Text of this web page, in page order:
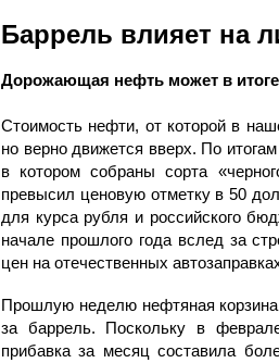
Баррель влияет на
Дорожающая нефть может в
Стоимость нефти, от которой в
но верно движется вверх. По
в котором собраны сорта
превысил ценовую отметку в 50
для курса рубля и российского
начале прошлого года вслед за
цен на отечественных
Прошлую неделю нефтяная
за баррель. Поскольку в
прибавка за месяц составила